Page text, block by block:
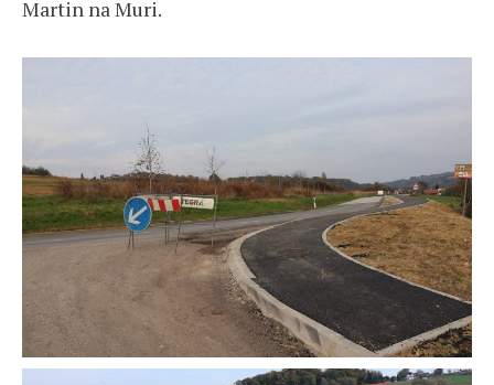
Martin na Muri.